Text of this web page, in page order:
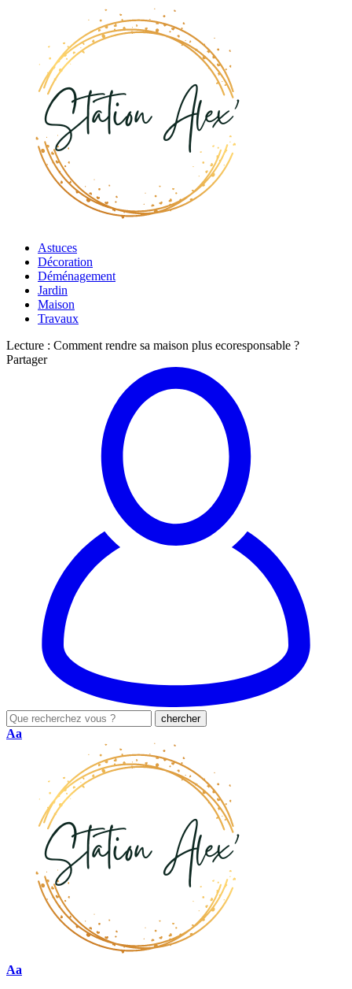
Astuces
Décoration
Déménagement
Jardin
Maison
Travaux
Lecture : Comment rendre sa maison plus ecoresponsable ?
Partager
Aa
Aa